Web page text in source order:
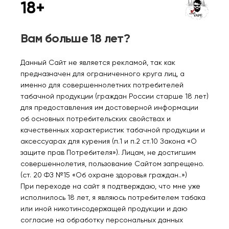
Нет в наличии
BRUSKO MINICAN Синий 3
мл 1.0 Ом (уп. 2 шт)
Уведомить
Нет в наличии
Фиолетовый 3 мл 1.0 Ом
(уп. 2 шт)
500₽
Уведомить
18+
Вам больше 18 лет?
Данный Сайт не является рекламой, так как
предназначен для ограниченного круга лиц, а
именно для совершеннолетних потребителей
табачной продукции (граждан России старше 18 лет)
для предоставления им достоверной информации
об основных потребительских свойствах и
качественных характеристик табачной продукции и
аксессуарах для курения (п.1 и п.2 ст.10 Закона «О
защите прав Потребителя»). Лицам, не достигшим
совершеннолетия, пользование Сайтом запрещено.
(ст. 20 ФЗ №15 «Об охране здоровья граждан..»)
При переходе на сайт я подтверждаю, что мне уже
исполнилось 18 лет, я являюсь потребителем табака
или иной никотинсодержащей продукции и даю
согласие на обработку персональных данных